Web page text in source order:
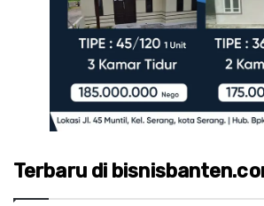
Terbaru di